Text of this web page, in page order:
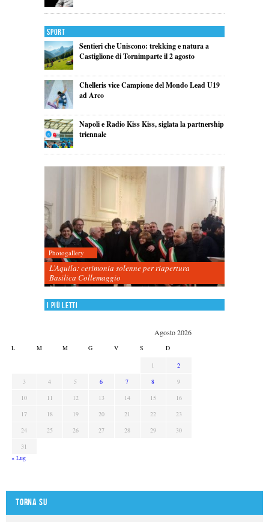
Sport
Sentieri che Uniscono: trekking e natura a
Castiglione di Tornimparte il 2 agosto
Chelleris vice Campione del Mondo Lead U19
ad Arco
Napoli e Radio Kiss Kiss, siglata la partnership
triennale
Photogallery
L’Aquila: cerimonia solenne per riapertura
Basilica Collemaggio
I più letti
Agosto 2026
L M M G V S D
1
2
3
4 5 6 7 8
9
10
11 12 13 14 15
16
17
18 19 20 21 22
23
24
25 26 27 28 29
30
31
« Lug
Torna su